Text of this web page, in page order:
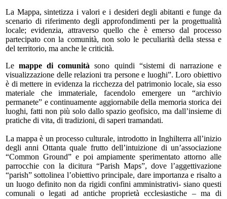
La Mappa, sintetizza i valori e i desideri degli abitanti e funge da
scenario di riferimento degli approfondimenti per la progettualità
locale; evidenzia, attraverso quello che è emerso dal processo
partecipato con la comunità, non solo le peculiarità della stessa e
del territorio, ma anche le criticità.
Lemappe di comunità sono quindi “sistemi di narrazione e
visualizzazione delle relazioni tra persone e luoghi”. Loro obiettivo
è di mettere in evidenza la ricchezza del patrimonio locale, sia esso
materiale che immateriale, facendolo emergere un “archivio
permanete” e continuamente aggiornabile della memoria storica dei
luoghi, fatti non più solo dallo spazio geofisico, ma dall’insieme di
pratiche di vita, di tradizioni, di saperi tramandati.
La mappa è un processo culturale, introdotto in Inghilterra all’inizio
degli anni Ottanta quale frutto dell’intuizione di un’associazione
“Common Ground” e poi ampiamente sperimentato attorno alle
parrocchie con la dicitura “Parish Maps”, dove l’aggettivazione
“parish” sottolinea l’obiettivo principale, dare importanza e risalto a
un luogo definito non da rigidi confini amministrativi- siano questi
comunali o legati ad antiche proprietà ecclesiastiche – ma di